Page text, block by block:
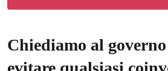
Chiediamo al